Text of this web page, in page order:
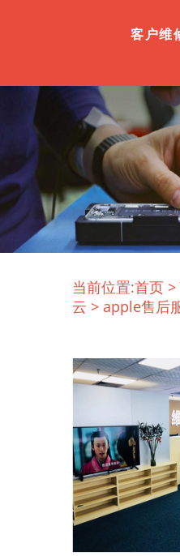
客户维
当前位置:首页 >
云 > apple售后